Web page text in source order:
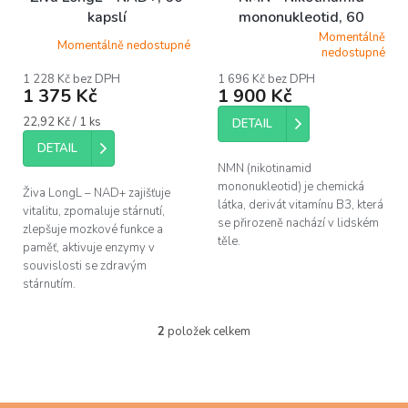
ů
kapslí
Momentálně nedostupné
1 228 Kč bez DPH
1 375 Kč
Měrná
cena:
22,92 Kč / 1 ks
DETAIL
Živa LongL – NAD+ zajišťuje
vitalitu, zpomaluje stárnutí,
zlepšuje mozkové funkce a
paměť, aktivuje enzymy v
souvislosti se zdravým
stárnutím.
mononukleotid, 60
kapslí
produktu
je
5,0
5
Momentálně
nedostupné
1 696 Kč bez DPH
1 900 Kč
DETAIL
NMN (nikotinamid
mononukleotid) je chemická
látka, derivát vitamínu B3, která
se přirozeně nachází v lidském
těle.
O
2 položek celkem